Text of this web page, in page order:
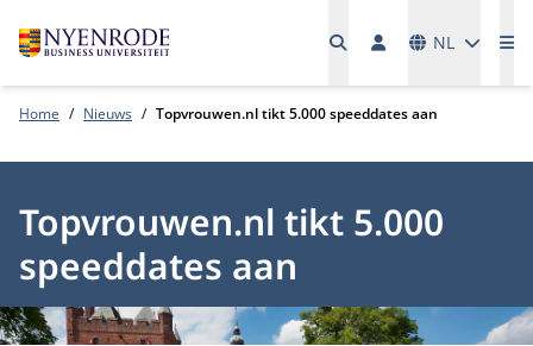
NL
Home Nieuws Topvrouwen.nl tikt 5.000 speeddates aan
Topvrouwen.nl tikt 5.000
speeddates aan